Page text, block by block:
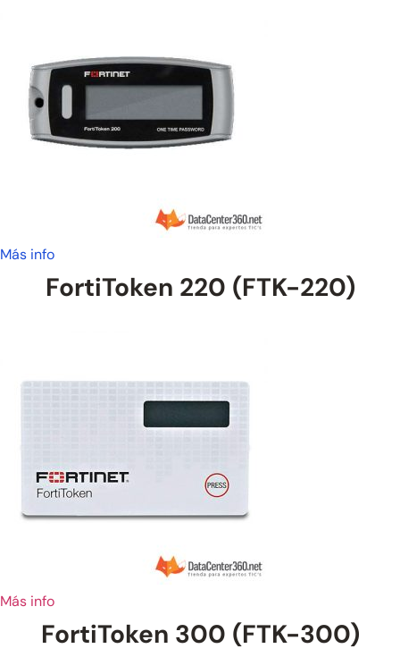
Más info
FortiToken 220 (FTK-220)
Más info
FortiToken 300 (FTK-300)